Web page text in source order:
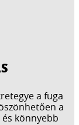
a fuga
a
könnyebb